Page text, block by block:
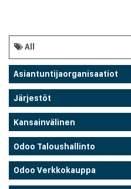
All
Asiantuntijaorganisaatiot
Järjestöt
Kansainvälinen
Odoo Taloushallinto
Odoo Verkkokauppa